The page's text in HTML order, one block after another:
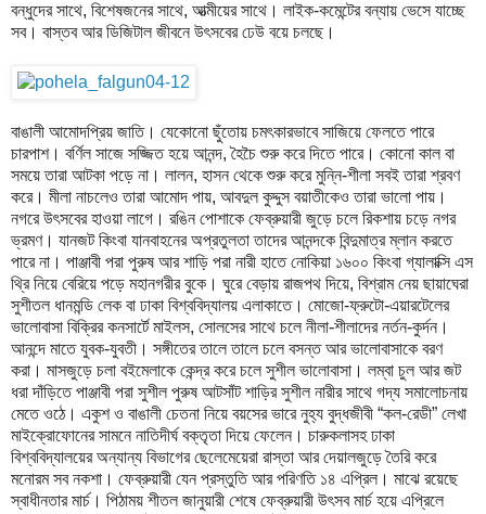
বন্ধুদের সাথে, বিশেষজনের সাথে, আত্মীয়ের সাথে। লাইক-কমেন্টের বন্যায় ভেসে যাচ্ছে
সব। বাস্তব আর ডিজিটাল জীবনে উৎসবের ঢেউ বয়ে চলছে।
বাঙালী আমোদপ্রিয় জাতি। যেকোনো ছুঁতোয় চমৎকারভাবে সাজিয়ে ফেলতে পারে
চারপাশ। বর্ণিল সাজে সজ্জিত হয়ে আনন্দ, হৈচৈ শুরু করে দিতে পারে। কোনো কাল বা
সময়ে তারা আটকা পড়ে না। লালন, হাসন থেকে শুরু করে মুন্নি-শীলা সবই তারা শ্রবণ
করে। মীলা নাচলেও তারা আমোদ পায়, আবদুল কুদ্দুস বয়াতীকেও তারা ভালো পায়।
নগরে উৎসবের হাওয়া লাগে। রঙিন পোশাকে ফেব্রুয়ারী জুড়ে চলে রিকশায় চড়ে নগর
ভ্রমণ। যানজট কিংবা যানবাহনের অপ্রতুলতা তাদের আনন্দকে বিন্দুমাত্র ম্লান করতে
পারে না। পাঞ্জাবী পরা পুরুষ আর শাড়ি পরা নারী হাতে নোকিয়া ১৬০০ কিংবা গ্যালাক্সি এস
থ্রি নিয়ে বেরিয়ে পড়ে মহানগরীর বুকে। ঘুরে বেড়ায় রাজপথ দিয়ে, বিশ্রাম নেয় ছায়াঘেরা
সুশীতল ধানমন্ডি লেক বা ঢাকা বিশ্ববিদ্যালয় এলাকাতে। মোজো-ফ্রুটো-এয়ারটেলের
ভালোবাসা বিক্রির কনসার্টে মাইলস, সোলসের সাথে চলে নীলা-শীলাদের নর্তন-কুর্দন।
আনন্দে মাতে যুবক-যুবতী। সঙ্গীতের তালে তালে চলে বসন্ত আর ভালোবাসাকে বরণ
করা। মাসজুড়ে চলা বইমেলাকে কেন্দ্র করে চলে সুশীল ভালোবাসা। লম্বা চুল আর জট
ধরা দাঁড়িতে পাঞ্জাবী পরা সুশীল পুরুষ আটসাঁট শাড়ির সুশীল নারীর সাথে গদ্য সমালোচনায়
মেতে ওঠে। একুশ ও বাঙালী চেতনা নিয়ে বয়সের ভারে নুহ্য বুদ্ধজীবী “কল-রেডী” লেখা
মাইক্রোফোনের সামনে নাতিদীর্ঘ বক্তৃতা দিয়ে ফেলেন। চারুকলাসহ ঢাকা
বিশ্ববিদ্যালয়ের অন্যান্য বিভাগের ছেলেমেয়েরা রাস্তা আর দেয়ালজুড়ে তৈরি করে
মনোরম সব নকশা। ফেব্রুয়ারী যেন প্রস্তুতি আর পরিণতি ১৪ এপ্রিল। মাঝে রয়েছে
স্বাধীনতার মার্চ। পিঠাময় শীতল জানুয়ারী শেষে ফেব্রুয়ারী উৎসব মার্চ হয়ে এপ্রিলে